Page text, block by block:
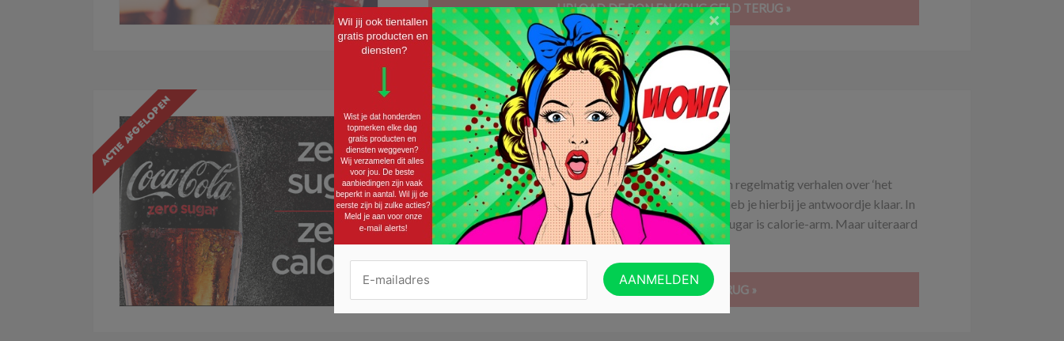
UPLOAD DE BON EN KRIJG GELD TERUG »
ACTIE AFGELOPEN Probeer gratis Coca Cola Zero Sugar
01/09/2017 · GELD TERUG ACTIES (CASHBACK),GRATIS LEVENSMIDDELEN
Ben jij ook zo gek op Coca-Cola, maar hoor je om je heen regelmatig verhalen over ‘het
grote aantal suikerklontjes’ dat er in een fles gaat? Dan heb je hierbij je antwoordje klaar. In
deze versie zit namelijk geen suiker en Coca Cola Zero Sugar is calorie-arm. Maar uiteraard
proef je wel die echte Coca-Cola...Lees verder »
CLAIM HIER JE GELD TERUG »
×